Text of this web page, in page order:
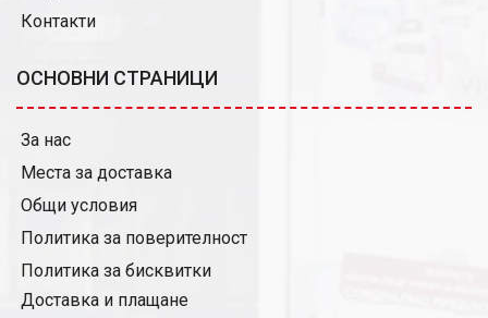
Контакти
ОСНОВНИ СТРАНИЦИ
За нас
Места за доставка
Общи условия
Политика за поверителност
Политика за бисквитки
Доставка и плащане